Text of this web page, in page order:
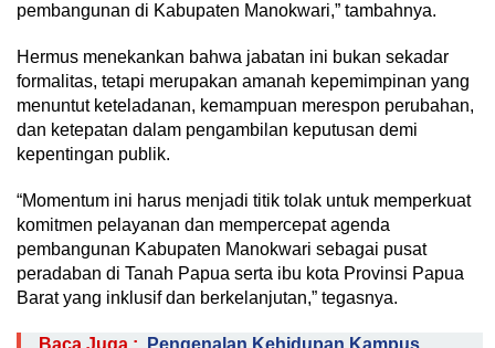
pembangunan di Kabupaten Manokwari,” tambahnya.
Hermus menekankan bahwa jabatan ini bukan sekadar
formalitas, tetapi merupakan amanah kepemimpinan yang
menuntut keteladanan, kemampuan merespon perubahan,
dan ketepatan dalam pengambilan keputusan demi
kepentingan publik.
“Momentum ini harus menjadi titik tolak untuk memperkuat
komitmen pelayanan dan mempercepat agenda
pembangunan Kabupaten Manokwari sebagai pusat
peradaban di Tanah Papua serta ibu kota Provinsi Papua
Barat yang inklusif dan berkelanjutan,” tegasnya.
Baca Juga : Pengenalan Kehidupan Kampus,